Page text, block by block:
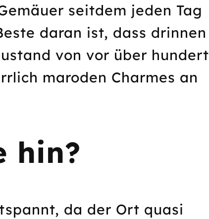
seitdem jeden Tag
daran ist, dass drinnen
von vor über hundert
maroden Charmes an
hin?
da der Ort quasi